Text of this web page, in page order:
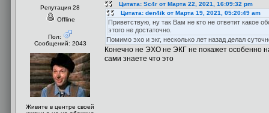
Репутация 28
Offline
Пол:
Сообщений: 2043
Живите в центре своей
Цитата: Sc4r от Марта 22, 2021, 16:09:32 pm
Цитата: den4ik от Марта 19, 2021, 05:20:49 am
Приветствую, ну так Вам не кто не ответит какое
этого не достаточно.
Помимо эхо и экг, несколько лет назад делал
Конечно не ЭХО не ЭКГ не покажет особенно
сами знаете что это